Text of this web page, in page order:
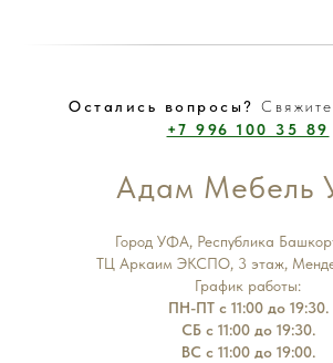
Остались вопросы?
+7 996 100 35 89
Адам Мебель
Город УФА, Республика
ТЦ Аркаим ЭКСПО, 3 этаж,
График работы:
ПН-ПТ с 11:00 до 19:30.
СБ с 11:00 до 19:30.
ВС с 11:00 до 19:00.